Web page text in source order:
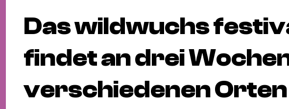
Das wildwuchs
findet an drei
verschiedenen Orten